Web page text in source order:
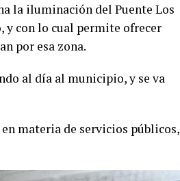
la iluminación del Puente Los
y con lo cual permite ofrecer
por esa zona.
al día al municipio, y se va
materia de servicios públicos,